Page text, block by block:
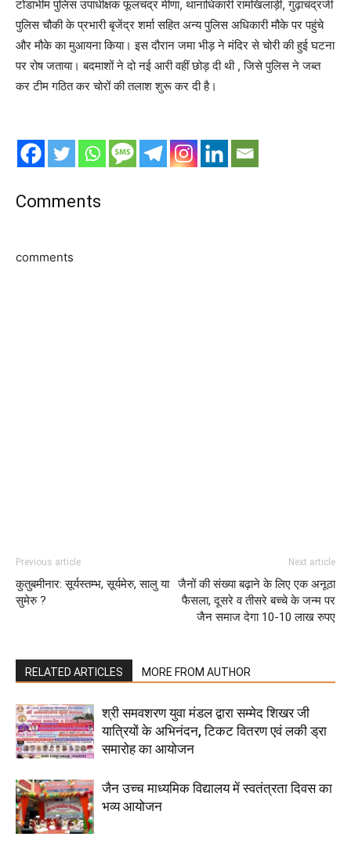
टोडाभीम पुलिस उपाधीक्षक फूलचंद्र मीणा, थानाधिकारी रामखिलाड़ी, गुढ़ाचंद्रजी
पुलिस चौकी के प्रभारी बृजेंद्र शर्मा सहित अन्य पुलिस अधिकारी मौके पर पहुंचे
और मौके का मुआयना किया। इस दौरान जमा भीड़ ने मंदिर से चोरी की हुई घटना
पर रोष जताया। बदमाशों ने दो नई आरी वहीं छोड़ दी थी , जिसे पुलिस ने जब्त
कर टीम गठित कर चोरों की तलाश शुरू कर दी है।
Comments
comments
Previous article
कुतुबमीनार: सूर्यस्तम्भ, सूर्यमेरु, सालु या
सुमेरु ?
Next article
जैनों की संख्या बढ़ाने के लिए एक अनूठा
फैसला, दूसरे व तीसरे बच्चे के जन्म पर
जैन समाज देगा 10-10 लाख रुपए
RELATED ARTICLES MORE FROM AUTHOR
श्री समवशरण युवा मंडल द्वारा सम्मेद शिखर जी
यात्रियों के अभिनंदन, टिकट वितरण एवं लकी ड्रा
समारोह का आयोजन
जैन उच्च माध्यमिक विद्यालय में स्वतंत्रता दिवस का
भव्य आयोजन